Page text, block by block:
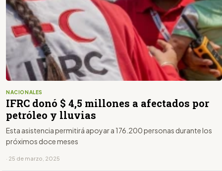
NACIONALES
IFRC donó $ 4,5 millones a afectados por
petróleo y lluvias
Esta asistencia permitirá apoyar a 176.200 personas durante los
próximos doce meses
· 25 de marzo, 2025